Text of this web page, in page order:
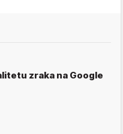
zraka na Google